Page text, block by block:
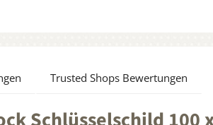
Trusted Shops Bewertungen